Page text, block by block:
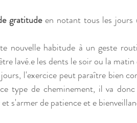
gratitude en notant tous les jours
nouvelle habitude à un geste
lavé.e les dents le soir ou la
l'exercice peut paraître bien
type de cheminement, il va
s'armer de patience et e